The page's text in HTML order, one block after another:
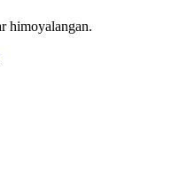
himoyalangan.